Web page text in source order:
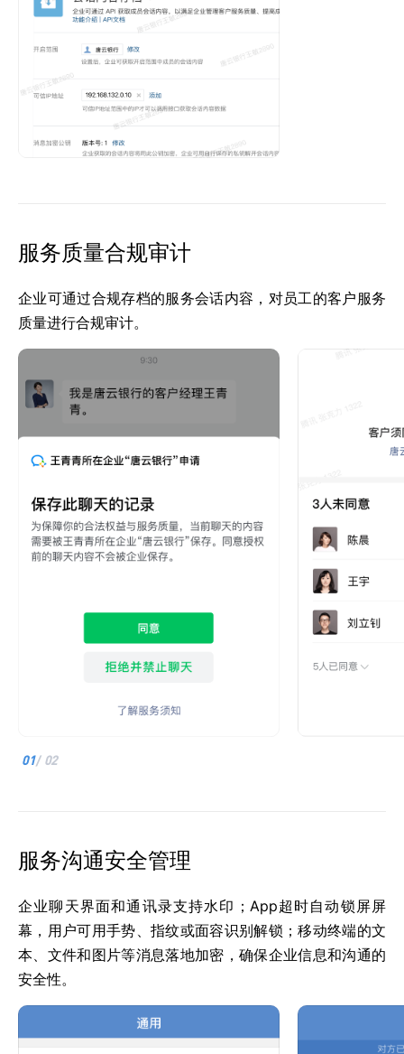
服务质量合规审计
企业可通过合规存档的服务会话内容，对员工的客户服务
质量进行合规审计。
01 / 02
服务沟通安全管理
企业聊天界面和通讯录支持水印；App超时自动锁屏屏
幕，用户可用手势、指纹或面容识别解锁；移动终端的文
本、文件和图片等消息落地加密，确保企业信息和沟通的
安全性。